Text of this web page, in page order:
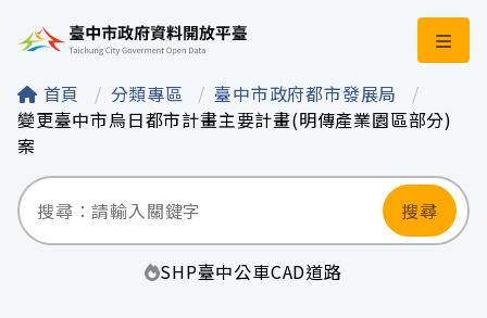
臺中市政府資料開
首頁 分類專區
臺中市政府都市發展局
變更臺中市烏日都市計畫主要計畫(明傳產業園區部分)
案
搜尋
SHP臺中公車CAD道路